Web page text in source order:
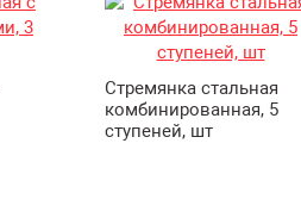
Стремянка стальная
комбинированная, 5
ступеней, шт